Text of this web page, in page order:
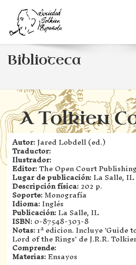
Biblioteca
A Tolkien
Autor:Jared Lobdell (ed.)
Traductor:
Ilustrador:
Editor:The Open Court
Lugar de publicación:La Salle, IL
Descripción física:202 p.
Soporte:Monografía
Idioma:Inglés
Publicación:La Salle, IL
ISBN:0-87548-303-8
Notas:1ª edicion. Incluye 'Guide
Lord of the Rings' de J.R.R.
Comprende:
Materias:Ensayos